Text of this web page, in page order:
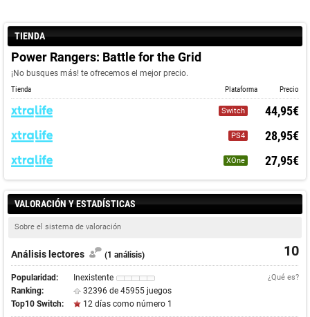
TIENDA
Power Rangers: Battle for the Grid
¡No busques más! te ofrecemos el mejor precio.
Tienda Plataforma Precio
Switch 44,95€
PS4 28,95€
XOne 27,95€
VALORACIÓN Y ESTADÍSTICAS
Sobre el sistema de valoración
10
Análisis lectores (1 análisis)
Popularidad: Inexistente ¿Qué es?
Ranking:
32396 de 45955 juegos
Top10 Switch:
12 días como número 1